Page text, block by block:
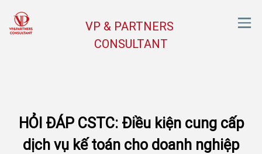
VP & PARTNERS
CONSULTANT
HỎI ĐÁP CSTC: Điều kiện cung cấp
dịch vụ kế toán cho doanh nghiệp